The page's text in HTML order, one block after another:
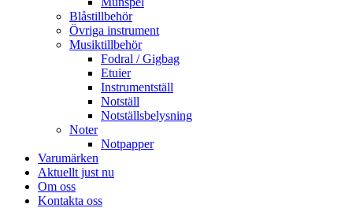
Blåstillbehör
Övriga instrument
Musiktillbehör
Fodral / Gigbag
Etuier
Instrumentställ
Notställ
Notställsbelysning
Noter
Notpapper
Varumärken
Aktuellt just nu
Om oss
Kontakta oss